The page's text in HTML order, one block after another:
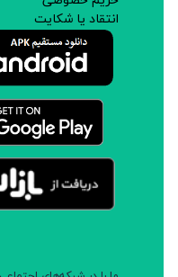
انتقاد یا شکایت